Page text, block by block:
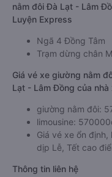
nằm đôi Đà Lạt - Lâm
Luyện Express
Ngã 4 Đồng Tâm
Trạm dừng chân
Giá vé xe giường nằm
Lạt - Lâm Đồng của nhà
giường nằm đôi:
limousine:
Giá vé xe ổn
dịp Lễ, Tết cao
Thông tin liên hệ